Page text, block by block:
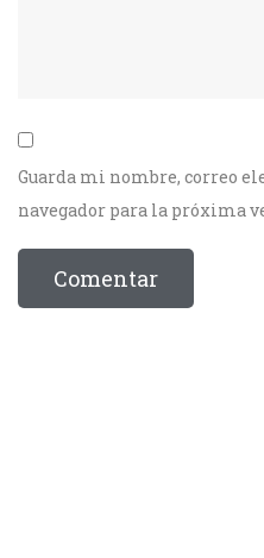
Guarda mi nombre, correo
navegador para la próxima